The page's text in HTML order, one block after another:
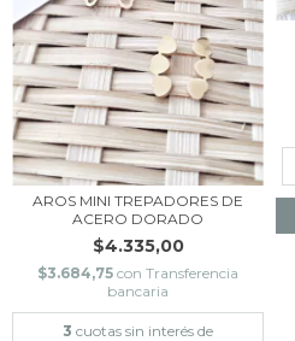
AROS MINI TREPADORES DE
ACERO DORADO
$4.335,00
$3.684,75 con Transferencia
bancaria
3 cuotas sin interés de